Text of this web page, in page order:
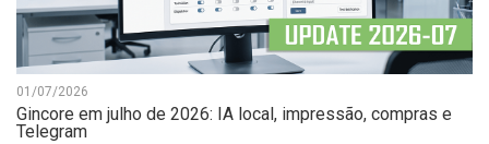
01/07/2026
Gincore em julho de 2026: IA local, impressão, compras e
Telegram